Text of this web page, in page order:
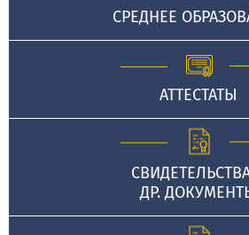
СРЕДНЕЕ
АТТЕСТАТЫ
ДР.